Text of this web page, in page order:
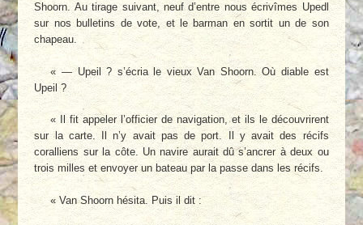
Shoorn. Au tirage suivant, neuf d’entre nous écrivîmes Upedl
sur nos bulletins de vote, et le barman en sortit un de son
chapeau.
« — Upeil ? s’écria le vieux Van Shoorn. Où diable est
Upeil ?
« Il fit appeler l’officier de navigation, et ils le découvrirent
sur la carte. Il n’y avait pas de port. Il y avait des récifs
coralliens sur la côte. Un navire aurait dû s’ancrer à deux ou
trois milles et envoyer un bateau par la passe dans les récifs.
« Van Shoorn hésita. Puis il dit :